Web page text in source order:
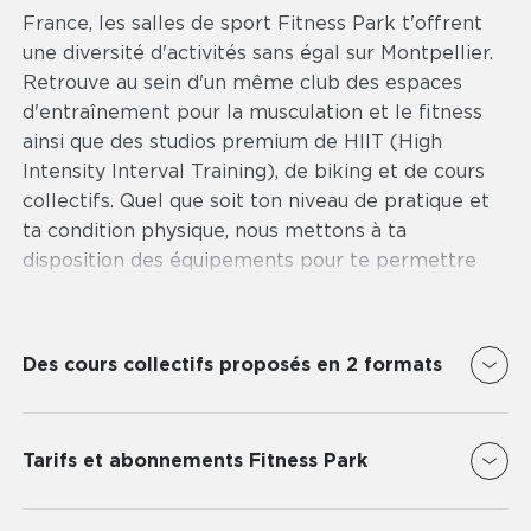
France, les salles de sport Fitness Park t'offrent
une diversité d'activités sans égal sur Montpellier.
Retrouve au sein d'un même club des espaces
d'entraînement pour la musculation et le fitness
ainsi que des studios premium de HIIT (High
Intensity Interval Training), de biking et de cours
collectifs. Quel que soit ton niveau de pratique et
ta condition physique, nous mettons à ta
disposition des équipements pour te permettre
Avec 2 clubs Fitness Park répartis sur Montpellier,
vous avez la possibilité de t'entraîner à proximité
de ton lieu de travail ou de ton domicile. Tu
bénéficies également d'un accès illimité à toutes
plus aucune excuse pour ne pas s'entraîner. Nos
Des cours collectifs proposés en 2 formats
fitness et répartis en catégories différentes, allant
du HIIT au yoga et disponibles gratuitement dans
les clubs de Montpellier. Ces entrainements sont
Tarifs et abonnements Fitness Park